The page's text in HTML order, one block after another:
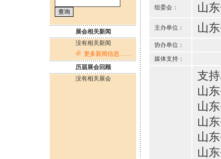
展会相关新闻
没有相关新闻
更多新闻信息……
历届展会回顾
没有相关展会
组委会： 山
主办单位： 山
协办单位：
媒体支持：
支
山
山
山
山
山